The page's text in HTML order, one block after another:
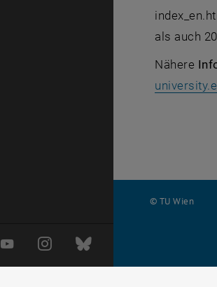
YouTubeInstagramBluesky
als auch
Nähere
© TU Wien